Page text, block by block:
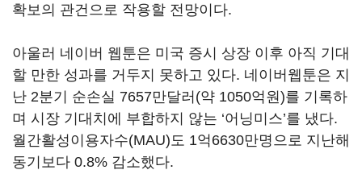
확보의 관건으로 작용할 전망이다.
아울러 네이버 웹툰은 미국 증시 상장 이후 아직 기대
할 만한 성과를 거두지 못하고 있다. 네이버웹툰은 지
난 2분기 순손실 7657만달러(약 1050억원)를 기록하
며 시장 기대치에 부합하지 않는 ‘어닝미스’를 냈다.
월간활성이용자수(MAU)도 1억6630만명으로 지난해
동기보다 0.8% 감소했다.